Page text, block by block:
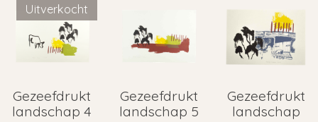
Uitverkocht
Gezeefdrukt
landschap 4
Gezeefdrukt
landschap 5
Gezeefdrukt
landschap